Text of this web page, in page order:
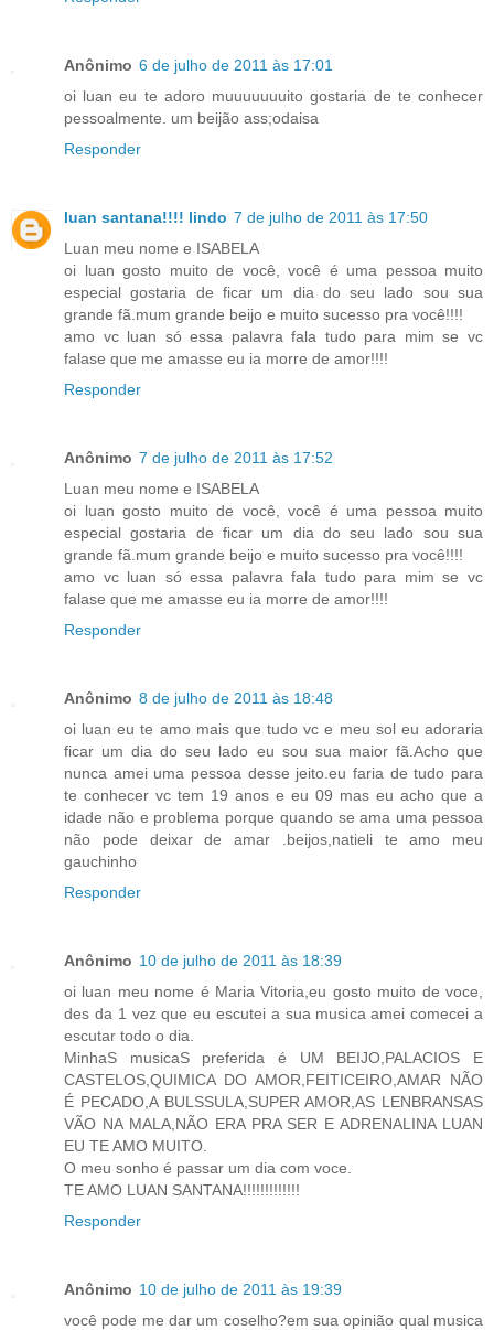
Anônimo 6 de julho de 2011 às 17:01
oi luan eu te adoro muuuuuuuito gostaria de te conhecer
pessoalmente. um beijão ass;odaisa
Responder
luan santana!!!! lindo 7 de julho de 2011 às 17:50
Luan meu nome e ISABELA
oi luan gosto muito de você, você é uma pessoa muito
especial gostaria de ficar um dia do seu lado sou sua
grande fã.mum grande beijo e muito sucesso pra você!!!!
amo vc luan só essa palavra fala tudo para mim se vc
falase que me amasse eu ia morre de amor!!!!
Responder
Anônimo 7 de julho de 2011 às 17:52
Luan meu nome e ISABELA
oi luan gosto muito de você, você é uma pessoa muito
especial gostaria de ficar um dia do seu lado sou sua
grande fã.mum grande beijo e muito sucesso pra você!!!!
amo vc luan só essa palavra fala tudo para mim se vc
falase que me amasse eu ia morre de amor!!!!
Responder
Anônimo 8 de julho de 2011 às 18:48
oi luan eu te amo mais que tudo vc e meu sol eu adoraria
ficar um dia do seu lado eu sou sua maior fã.Acho que
nunca amei uma pessoa desse jeito.eu faria de tudo para
te conhecer vc tem 19 anos e eu 09 mas eu acho que a
idade não e problema porque quando se ama uma pessoa
não pode deixar de amar .beijos,natieli te amo meu
gauchinho
Responder
Anônimo 10 de julho de 2011 às 18:39
oi luan meu nome é Maria Vitoria,eu gosto muito de voce,
des da 1 vez que eu escutei a sua musica amei comecei a
escutar todo o dia.
MinhaS musicaS preferida é UM BEIJO,PALACIOS E
CASTELOS,QUIMICA DO AMOR,FEITICEIRO,AMAR NÃO
É PECADO,A BULSSULA,SUPER AMOR,AS LENBRANSAS
VÃO NA MALA,NÃO ERA PRA SER E ADRENALINA LUAN
EU TE AMO MUITO.
O meu sonho é passar um dia com voce.
TE AMO LUAN SANTANA!!!!!!!!!!!!!
Responder
Anônimo 10 de julho de 2011 às 19:39
você pode me dar um coselho?em sua opinião qual musica